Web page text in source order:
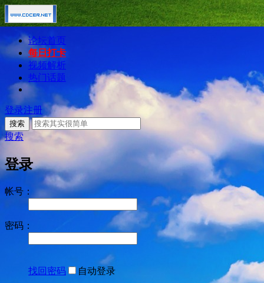
论坛首页
每日打卡
视频解析
热门话题
登录注册
搜索
搜索
登录
帐号：
密码：
找回密码 自动登录